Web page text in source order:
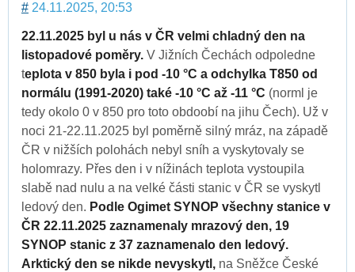
# 24.11.2025, 20:53
22.11.2025 byl u nás v ČR velmi chladný den na
listopadové poměry. V Jižních Čechách odpoledne
teplota v 850 byla i pod -10 °C a odchylka T850 od
normálu (1991-2020) také -10 °C až -11 °C (norml je
tedy okolo 0 v 850 pro toto obdoobí na jihu Čech). Už v
noci 21-22.11.2025 byl poměrně silný mráz, na západě
ČR v nižších polohách nebyl sníh a vyskytovaly se
holomrazy. Přes den i v nížinách teplota vystoupila
slabě nad nulu a na velké části stanic v ČR se vyskytl
ledový den. Podle Ogimet SYNOP všechny stanice v
ČR 22.11.2025 zaznamenaly mrazový den, 19
SYNOP stanic z 37 zaznamenalo den ledový.
Arktický den se nikde nevyskytl, na Sněžce České